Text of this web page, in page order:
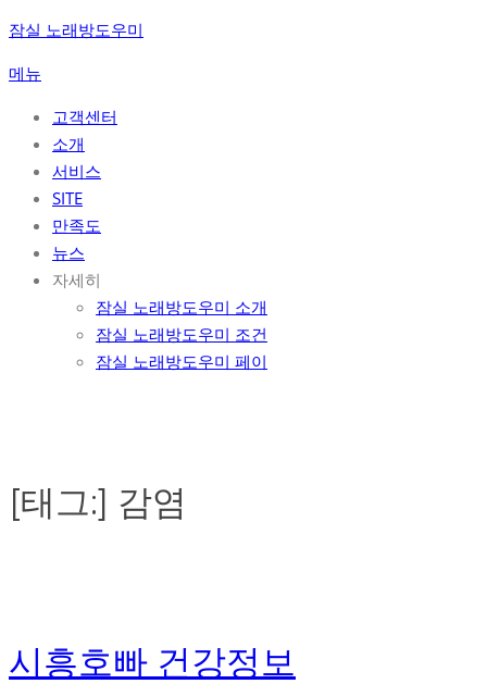
콘
츠
잠실 노래방도우미
메뉴
고객센터
소개
서비스
SITE
만족도
뉴스
자세히
잠실 노래방도우미 소개
잠실 노래방도우미 조건
잠실 노래방도우미 페이
[태그:] 감염
시흥호빠 건강정보